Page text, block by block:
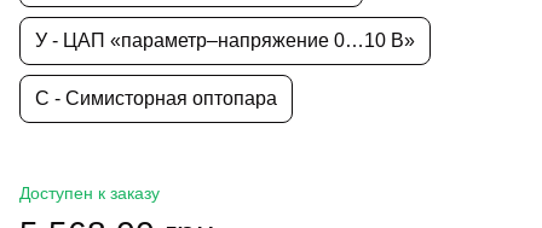
У - ЦАП «параметр–напряжение 0…10 В»
С - Симисторная оптопара
Доступен к заказу